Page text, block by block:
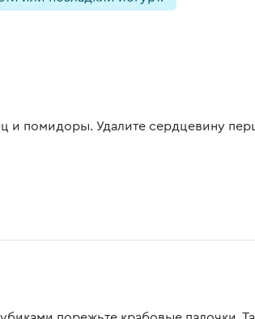
и помидоры. Удалите сердцевину